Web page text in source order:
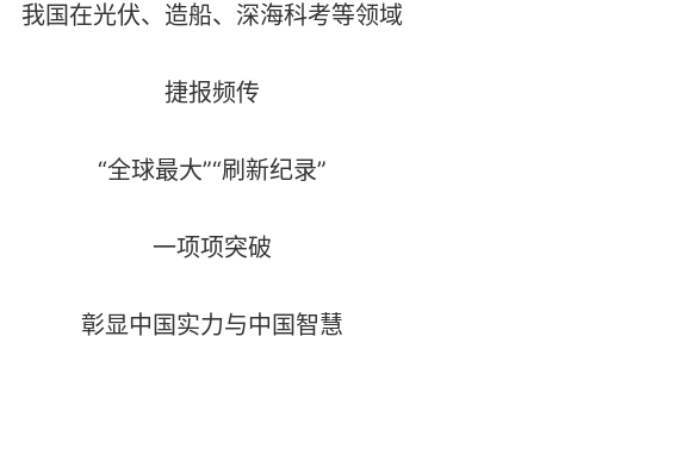
我国在光伏、造船、深海科考等领域
捷报频传
“全球最大”“刷新纪录”
一项项突破
彰显中国实力与中国智慧